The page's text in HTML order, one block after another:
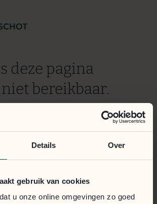
Details Over
gebruik van cookies
u onze online omgevingen zo goed
deze pagina
bereikbaar.
aan om het probleem zo snel mogelijk
Inloggen